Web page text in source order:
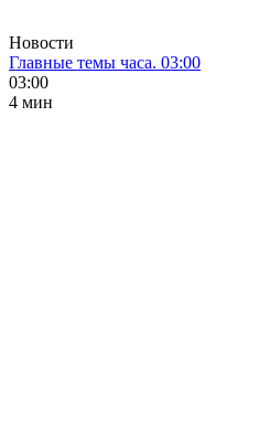
Новости
Главные темы часа. 03:00
03:00
4 мин